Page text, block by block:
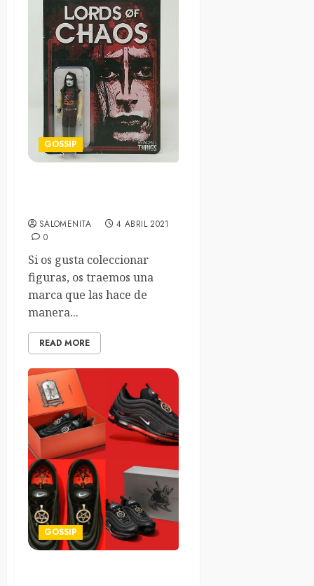
GOSSIP
SALOMENITA
4 ABRIL 2021
0
Si os gusta coleccionar
figuras, os traemos una
marca que las hace de
manera...
READ MORE
GOSSIP